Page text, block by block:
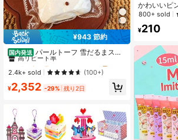
¥943 節約
国内発送 パールトーフ 雪だるまスク
イーズ スフレ 水感スクイーズ ペン
ダントストレス解消玩具 すくいーず
おもちゃ 押して抑えつつあった感情
を解放 めろじょいスクイーズ、スク
イーズ>ミ ズ カン スクイ ー、 水系
んすくいーず、 スクイーズ>カピバ
ラ、 誕生日、 スクイーズ水感、 す
いかんすくいーず、高品質 すくいー
ずめろじょい
#5 ベストセラー
に シリコーン 子供用フィジェットトイ
高リピート率
#5 ベストセラー
高リピート率
#5 ベストセラー
高リピート率
#5 ベストセラー
に シリコーン 子供用フィジェットトイ
高リピート率
2.4k+ sold (100+)
¥2,352 -29% 残り2日
かわいいピ
ラフトツー
収納ボック
ハンドメイ
800+ sold
¥210